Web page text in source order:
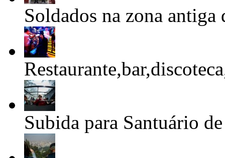
Soldados na zona
Subida para Santuário